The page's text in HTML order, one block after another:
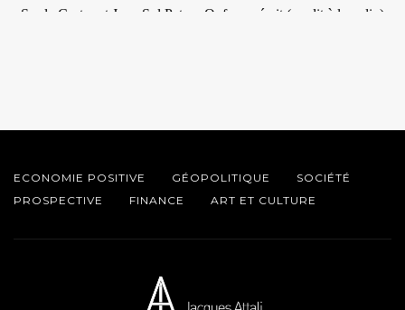
ECONOMIE POSITIVE GÉOPOLITIQUE
SOCIÉTÉ
PROSPECTIVE
FINANCE ART ET CULTURE